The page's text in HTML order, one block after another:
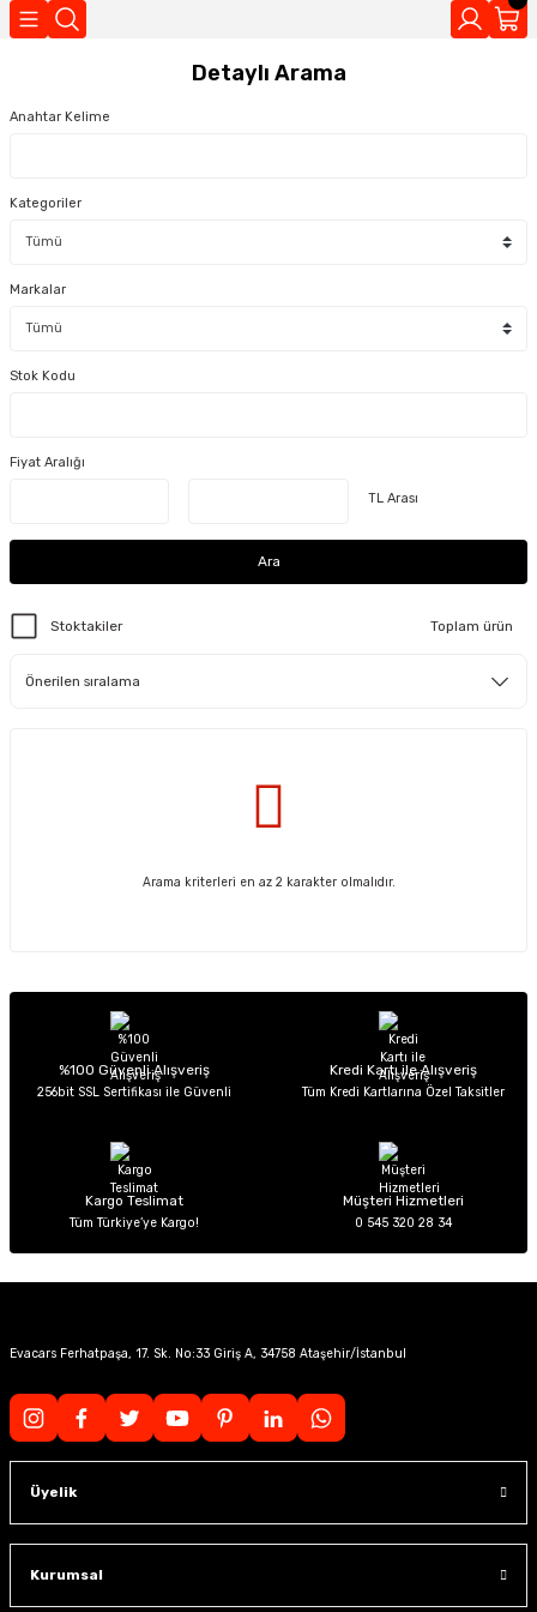
Detaylı Arama
Anahtar Kelime
Kategoriler
Markalar
Stok Kodu
Fiyat Aralığı
TL Arası
Ara
Stoktakiler Toplam ürün
Arama kriterleri en az 2 karakter olmalıdır.
%100 Güvenli Alışveriş
256bit SSL Sertifikası ile Güvenli
Kredi Kartı ile Alışveriş
Tüm Kredi Kartlarına Özel Taksitler
Kargo Teslimat
Tüm Türkiye’ye Kargo!
Müşteri Hizmetleri
0 545 320 28 34
Evacars Ferhatpaşa, 17. Sk. No:33 Giriş A, 34758 Ataşehir/İstanbul
Üyelik
Kurumsal